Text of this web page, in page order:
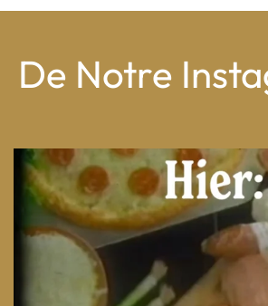
De Notre
From wood-paneled basements
8 0